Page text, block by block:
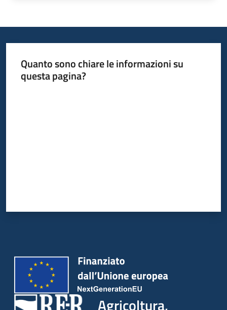
Quanto sono chiare le informazioni su
questa pagina?
Agricoltura,